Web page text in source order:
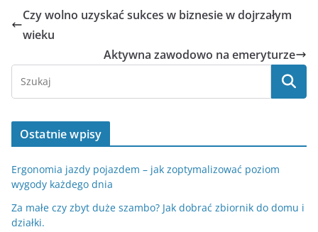
Czy wolno uzyskać sukces w biznesie w dojrzałym
wieku
Aktywna zawodowo na emeryturze
Ostatnie wpisy
Ergonomia jazdy pojazdem – jak zoptymalizować poziom
wygody każdego dnia
Za małe czy zbyt duże szambo? Jak dobrać zbiornik do domu i
działki.